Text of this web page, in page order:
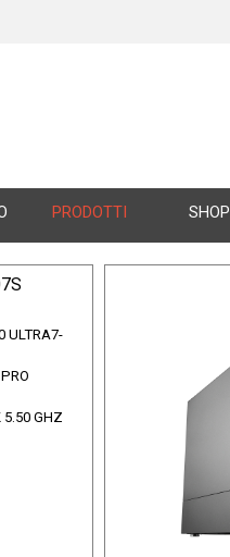
Salta menù
PRODOTTI ▼
SHOP
ULTRA7-
5.50 GHZ